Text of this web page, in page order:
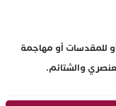
للمقدسات أو مهاجمة
والشتائم.